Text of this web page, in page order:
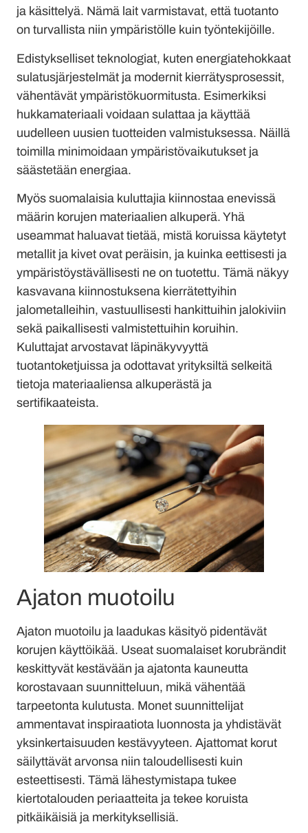
ja käsittelyä. Nämä lait varmistavat, että tuotanto
on turvallista niin ympäristölle kuin työntekijöille.
Edistykselliset teknologiat, kuten energiatehokkaat
sulatusjärjestelmät ja modernit kierrätysprosessit,
vähentävät ympäristökuormitusta. Esimerkiksi
hukkamateriaali voidaan sulattaa ja käyttää
uudelleen uusien tuotteiden valmistuksessa. Näillä
toimilla minimoidaan ympäristövaikutukset ja
säästetään energiaa.
Myös suomalaisia kuluttajia kiinnostaa enevissä
määrin korujen materiaalien alkuperä. Yhä
useammat haluavat tietää, mistä koruissa käytetyt
metallit ja kivet ovat peräisin, ja kuinka eettisesti ja
ympäristöystävällisesti ne on tuotettu. Tämä näkyy
kasvavana kiinnostuksena kierrätettyihin
jalometalleihin, vastuullisesti hankittuihin jalokiviin
sekä paikallisesti valmistettuihin koruihin.
Kuluttajat arvostavat läpinäkyvyyttä
tuotantoketjuissa ja odottavat yrityksiltä selkeitä
tietoja materiaaliensa alkuperästä ja
sertifikaateista.
Ajaton muotoilu
Ajaton muotoilu ja laadukas käsityö pidentävät
korujen käyttöikää. Useat suomalaiset korubrändit
keskittyvät kestävään ja ajatonta kauneutta
korostavaan suunnitteluun, mikä vähentää
tarpeetonta kulutusta. Monet suunnittelijat
ammentavat inspiraatiota luonnosta ja yhdistävät
yksinkertaisuuden kestävyyteen. Ajattomat korut
säilyttävät arvonsa niin taloudellisesti kuin
esteettisesti. Tämä lähestymistapa tukee
kiertotalouden periaatteita ja tekee koruista
pitkäikäisiä ja merkityksellisiä.